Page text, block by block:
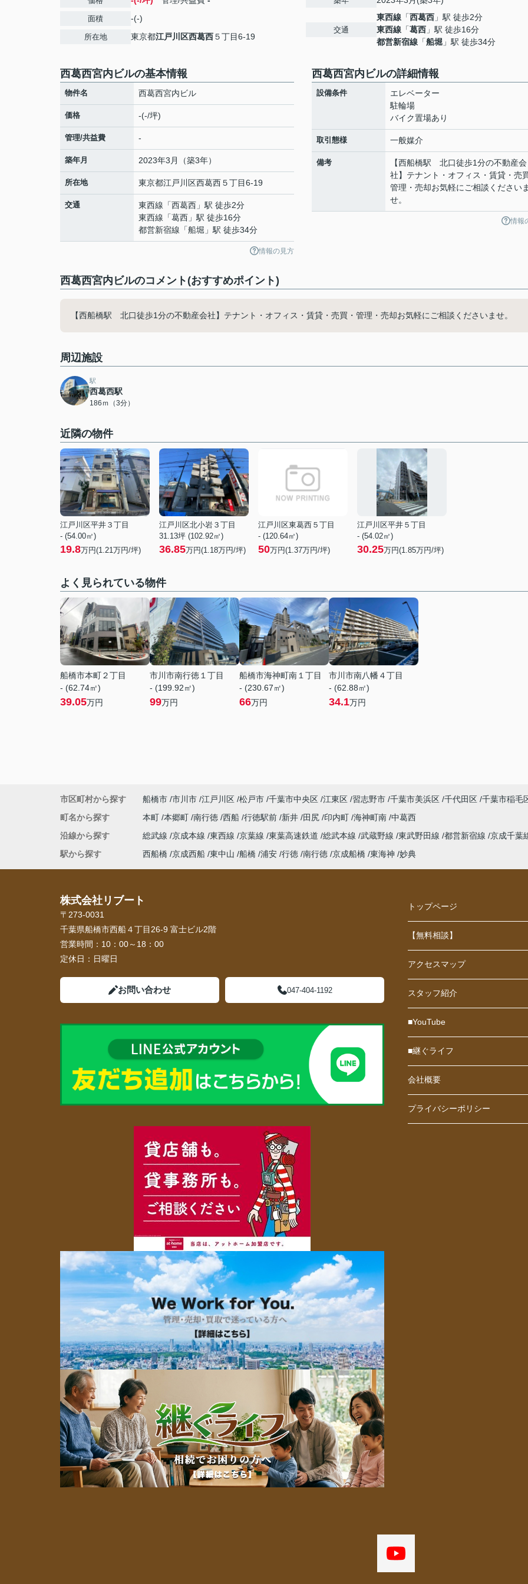
面積 -(-)
所在地 東京都江戸川区西葛西５丁目6-19
交通
東西線 「西葛西 」駅 徒歩2分
東西線 「葛西 」駅 徒歩16分
都営新宿線 「船堀 」駅 徒歩34分
西葛西宮内ビルの基本情報
物件名 西葛西宮内ビル
価格 -(-/坪)
管理/共益費 -
築年月 2023年3月（築3年）
所在地 東京都江戸川区西葛西５丁目6-19
交通 東西線 「西葛西 」駅 徒歩2分
東西線 「葛西 」駅 徒歩16分
都営新宿線 「船堀 」駅 徒歩34分
情報の見方
西葛西宮内ビルの詳細情報
設備条件
エレベーター
駐輪場
バイク置場あり
取引態様 一般媒介
備考
【西船橋駅 北口徒歩1分の不動産会
社】テナント・オフィス・賃貸・売
管理・売却お気軽にご相談ください
せ。
情報
西葛西宮内ビルのコメント(おすすめポイント)
【西船橋駅 北口徒歩1分の不動産会社】テナント・オフィス・賃貸・売買・管理・売却お気軽にご相談くださいませ。
周辺施設
駅
西葛西駅
186ｍ（3分）
近隣の物件
江戸川区平井３丁目
- (54.00㎡)
19.8万円(1.21万円/坪)
江戸川区北小岩３丁目
31.13坪 (102.92㎡)
36.85万円(1.18万円/坪)
江戸川区東葛西５丁目
- (120.64㎡)
50万円(1.37万円/坪)
江戸川区平井５丁目
- (54.02㎡)
30.25万円(1.85万円/坪)
よく見られている物件
船橋市本町２丁目
- (62.74㎡)
39.05万円
市川市南行徳１丁目
- (199.92㎡)
99万円
船橋市海神町南１丁目
- (230.67㎡)
66万円
市川市南八幡４丁目
- (62.88㎡)
34.1万円
市区町村から探す 船橋市 市川市 江戸川区 松戸市 千葉市中央区 江東区 習志野市 千葉市美浜区 千代田区 千葉市稲毛
町名から探す
本町 本郷町 南行徳 西船 行徳駅前 新井 田尻 印内町 海神町南 中葛西
沿線から探す
総武線 京成本線 東西線 京葉線 東葉高速鉄道 総武本線 武蔵野線 東武野田線 都営新宿線 京成千葉
駅から探す
西船橋 京成西船 東中山 船橋 浦安 行徳 南行徳 京成船橋 東海神 妙典
株式会社リブート
〒273-0031
千葉県船橋市西船４丁目26-9 富士ビル2階
営業時間： 10：00～18：00
定休日： 日曜日
お問い合わせ 047-404-1192
トップページ
【無料相談】
アクセスマップ
スタッフ紹介
■YouTube
■継ぐライフ
会社概要
プライバシーポリシー